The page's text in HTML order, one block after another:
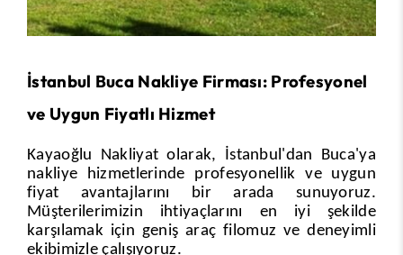
İstanbul Buca Nakliye Firması: Profesyonel
ve Uygun Fiyatlı Hizmet
Kayaoğlu Nakliyat olarak, İstanbul'dan Buca'ya
nakliye hizmetlerinde profesyonellik ve uygun
fiyat avantajlarını bir arada sunuyoruz.
Müşterilerimizin ihtiyaçlarını en iyi şekilde
karşılamak için geniş araç filomuz ve deneyimli
ekibimizle çalışıyoruz.